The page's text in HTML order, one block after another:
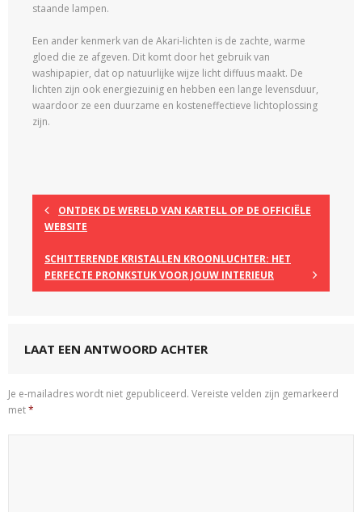
staande lampen.
Een ander kenmerk van de Akari-lichten is de zachte, warme
gloed die ze afgeven. Dit komt door het gebruik van
washipapier, dat op natuurlijke wijze licht diffuus maakt. De
lichten zijn ook energiezuinig en hebben een lange levensduur,
waardoor ze een duurzame en kosteneffectieve lichtoplossing
zijn.
ONTDEK DE WERELD VAN KARTELL OP DE OFFICIËLE
WEBSITE
SCHITTERENDE KRISTALLEN KROONLUCHTER: HET
PERFECTE PRONKSTUK VOOR JOUW INTERIEUR
LAAT EEN ANTWOORD ACHTER
Je e-mailadres wordt niet gepubliceerd. Vereiste velden zijn gemarkeerd
met*